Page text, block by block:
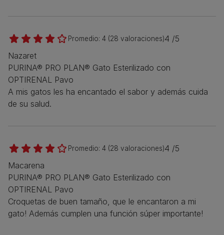
Promedio: 4 (28 valoraciones)4 /5
Nazaret
PURINA® PRO PLAN® Gato Esterilizado con
OPTIRENAL Pavo
A mis gatos les ha encantado el sabor y además cuida
de su salud.
Promedio: 4 (28 valoraciones)4 /5
Macarena
PURINA® PRO PLAN® Gato Esterilizado con
OPTIRENAL Pavo
Croquetas de buen tamaño, que le encantaron a mi
gato! Además cumplen una función súper importante!